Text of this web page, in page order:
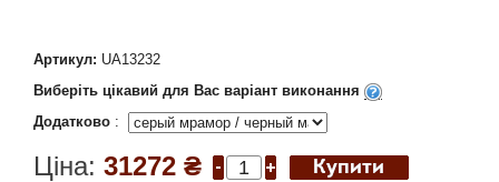
Артикул: UA13232
Виберіть цікавий для Вас варіант виконання
Додатково :
Ціна: 31272 ₴